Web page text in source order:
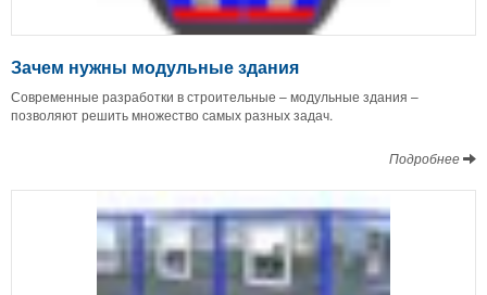
Зачем нужны модульные здания
Современные разработки в строительные – модульные здания –
позволяют решить множество самых разных задач.
Подробнее